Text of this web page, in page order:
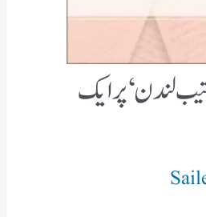
لندن ‘ پر ایک